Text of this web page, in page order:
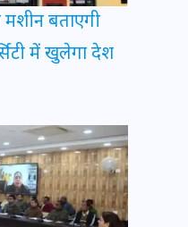
बताएगी
में खुलेगा देश